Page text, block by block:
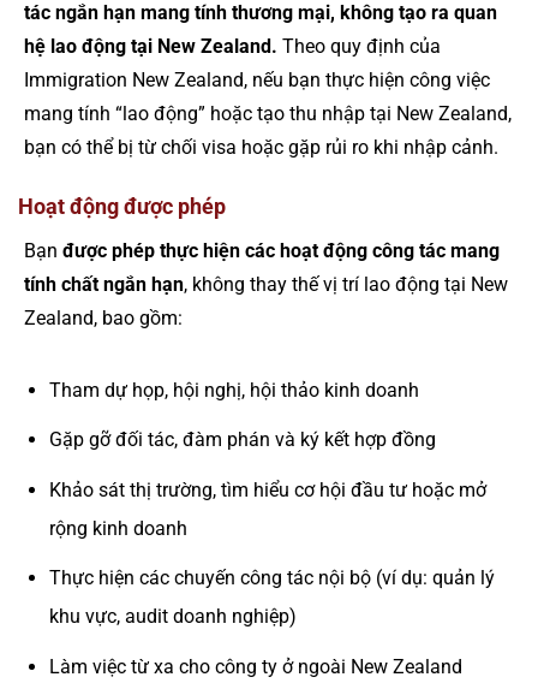
tác ngắn hạn mang tính thương mại, không tạo ra quan
hệ lao động tại New Zealand. Theo quy định của
Immigration New Zealand, nếu bạn thực hiện công việc
mang tính “lao động” hoặc tạo thu nhập tại New Zealand,
bạn có thể bị từ chối visa hoặc gặp rủi ro khi nhập cảnh.
Hoạt động được phép
Bạn được phép thực hiện các hoạt động công tác mang
tính chất ngắn hạn, không thay thế vị trí lao động tại New
Zealand, bao gồm:
Tham dự họp, hội nghị, hội thảo kinh doanh
Gặp gỡ đối tác, đàm phán và ký kết hợp đồng
Khảo sát thị trường, tìm hiểu cơ hội đầu tư hoặc mở
rộng kinh doanh
Thực hiện các chuyến công tác nội bộ (ví dụ: quản lý
khu vực, audit doanh nghiệp)
Làm việc từ xa cho công ty ở ngoài New Zealand